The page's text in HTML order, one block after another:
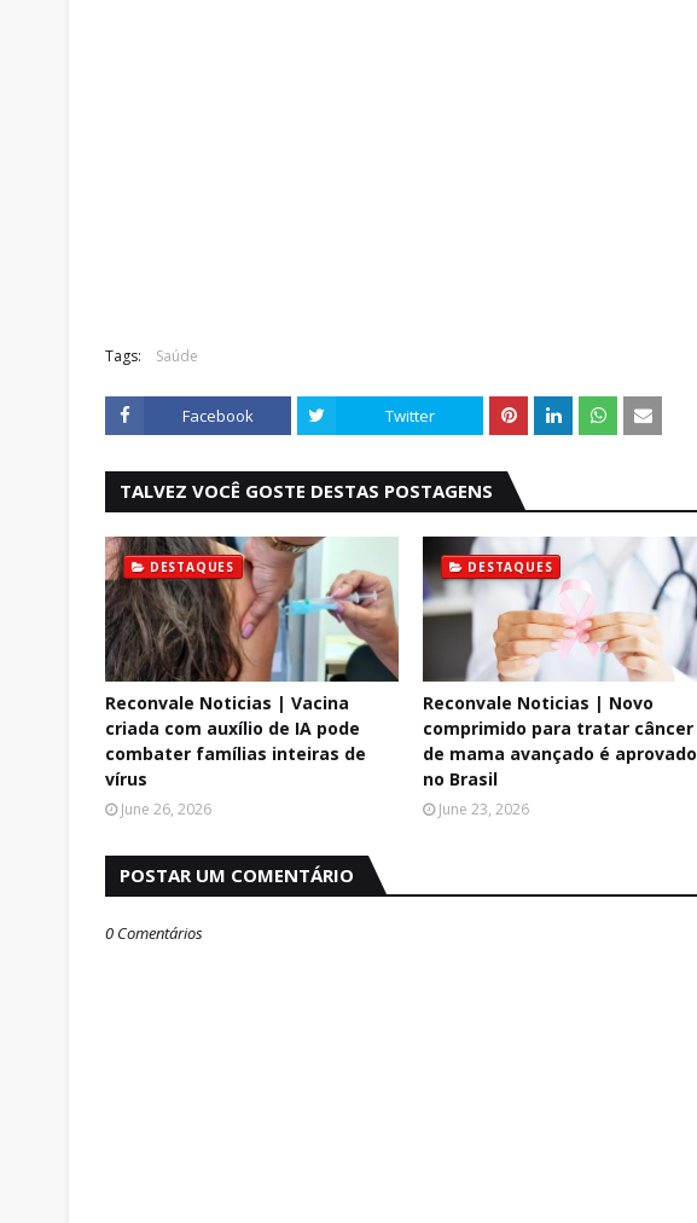
Tags: Saúde
Facebook Twitter
TALVEZ VOCÊ GOSTE DESTAS POSTAGENS
DESTAQUES
Reconvale Noticias | Vacina
criada com auxílio de IA pode
combater famílias inteiras de
vírus
June 26, 2026
DESTAQUES
Reconvale Noticias | Novo
comprimido para tratar câncer
de mama avançado é aprovado
no Brasil
June 23, 2026
POSTAR UM COMENTÁRIO
0 Comentários